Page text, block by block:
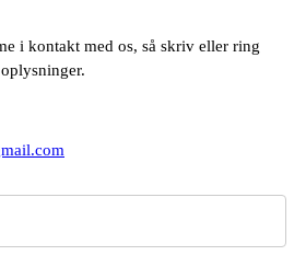
i kontakt med os, så skriv eller ring